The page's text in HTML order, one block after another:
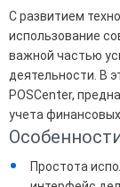
С развитием
использование
важной частью
деятельности. В
POSCenter,
учета
Простота